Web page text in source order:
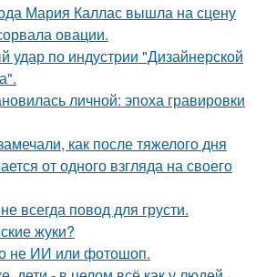
Мария Каллас вышла на сцену
овации.
по индустрии "Дизайнерской
личной: эпоха гравировки
как после тяжелого дня
от одного взгляда на своего
всегда повод для грусти.
жуки?
не ИИ или фотошоп.